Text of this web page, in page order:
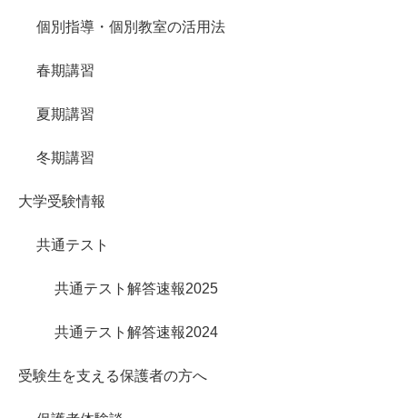
個別指導・個別教室の活用法
春期講習
夏期講習
冬期講習
大学受験情報
共通テスト
共通テスト解答速報2025
共通テスト解答速報2024
受験生を支える保護者の方へ